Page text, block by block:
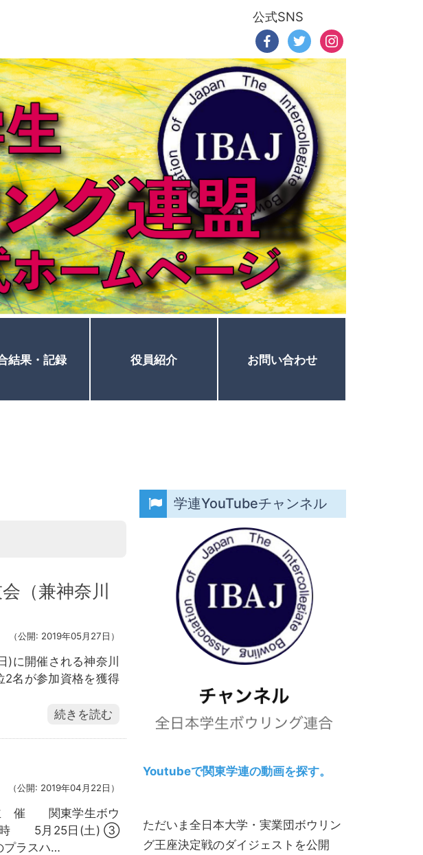
公式SNS
結果・記録 役員紹介 お問い合わせ
（兼神奈川
（公開: 2019年05月27日）
に開催される神奈川
2名が参加資格を獲得
続きを読む
（公開: 2019年04月22日）
主 催 関東学生ボウ
時 5月25日(土) ③
プラスハ…
学連YouTubeチャンネル
Youtubeで関東学連の動画を探す。
ただいま全日本大学・実業団ボウリン
グ王座決定戦のダイジェストを公開